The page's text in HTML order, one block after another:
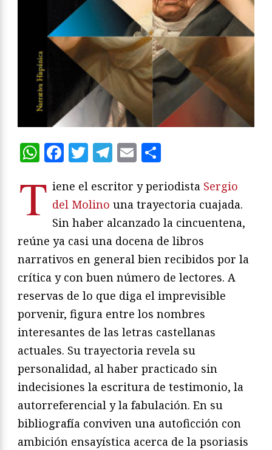
WhatsApp
Facebook
Twitter
Telegram
Email
T iene el escritor y periodista Sergio
del Molino una trayectoria cuajada.
Sin haber alcanzado la cincuentena,
reúne ya casi una docena de libros
narrativos en general bien recibidos por la
crítica y con buen número de lectores. A
reservas de lo que diga el imprevisible
porvenir, figura entre los nombres
interesantes de las letras castellanas
actuales. Su trayectoria revela su
personalidad, al haber practicado sin
indecisiones la escritura de testimonio, la
autorreferencial y la fabulación. En su
bibliografía conviven una autoficción con
ambición ensayística acerca de la psoriasis